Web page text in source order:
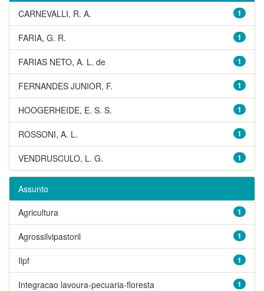
1
CARNEVALLI, R. A.
1
FARIA, G. R.
1
FARIAS NETO, A. L. de
1
FERNANDES JUNIOR, F.
1
HOOGERHEIDE, E. S. S.
1
ROSSONI, A. L.
1
VENDRUSCULO, L. G.
Assunto
1
Agricultura
1
Agrossilvipastoril
1
Ilpf
1
Integracao lavoura-pecuaria-floresta